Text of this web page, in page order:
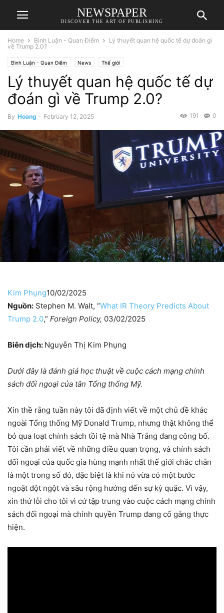
NEWSPAPER
DISCOVER THE ART OF PUBLISHING
Home Bình Luận - Quan Điểm
Lý thuyết quan hệ quốc tế dự đoán gì
về Trump 2.0?
Bình Luận - Quan Điểm News Thế giới
Lý thuyết quan hệ quốc tế dự
đoán gì về Trump 2.0?
By Hoang - February 12, 2025 0
191
Kim Phụng10/02/2025
Nguồn: Stephen M. Walt, “What IR Theory Predicts About
Trump 2.0,” Foreign Policy, 03/02/2025
Biên dịch: Nguyễn Thị Kim Phụng
Dưới đây là đánh giá học thuật về cuộc cách mạng chính
sách đối ngoại của tân Tổng thống Mỹ.
Xin thề rằng tuần này tôi đã định viết về một chủ đề khác
ngoài Tổng thống Mỹ Donald Trump, nhưng thật không thể
bỏ qua loạt chính sách tồi tệ mà Nhà Trắng đang công bố.
Tôi cần phải viết về những điều quan trọng, và chính sách
đối ngoại của quốc gia hùng mạnh nhất thế giới chắc chắn
là một trong số đó, đặc biệt là khi nó vừa có một bước
ngoặt đột ngột và sâu rộng hướng đến sự kỳ quặc. Vì vậy,
xin thứ lỗi cho tôi vì cứ tập trung vào cuộc cách mạng chính
sách đối ngoại mà chính quyền Trump đang cố gắng thực
hiện.